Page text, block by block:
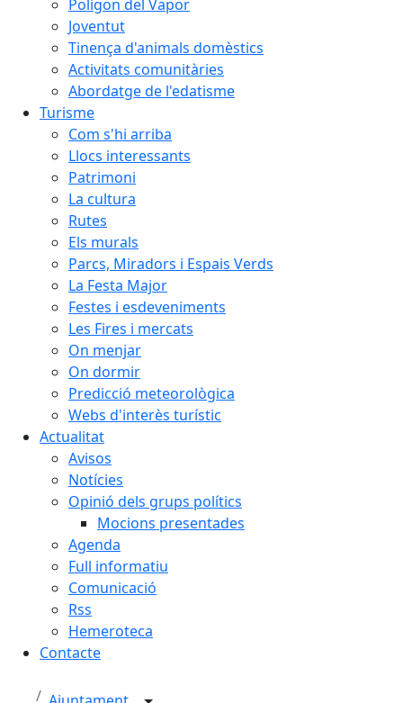
Polígon del Vapor
Joventut
Tinença d'animals domèstics
Activitats comunitàries
Abordatge de l'edatisme
Turisme
Com s'hi arriba
Llocs interessants
Patrimoni
La cultura
Rutes
Els murals
Parcs, Miradors i Espais Verds
La Festa Major
Festes i esdeveniments
Les Fires i mercats
On menjar
On dormir
Predicció meteorològica
Webs d'interès turístic
Actualitat
Avisos
Notícies
Opinió dels grups polítics
Mocions presentades
Agenda
Full informatiu
Comunicació
Rss
Hemeroteca
Contacte